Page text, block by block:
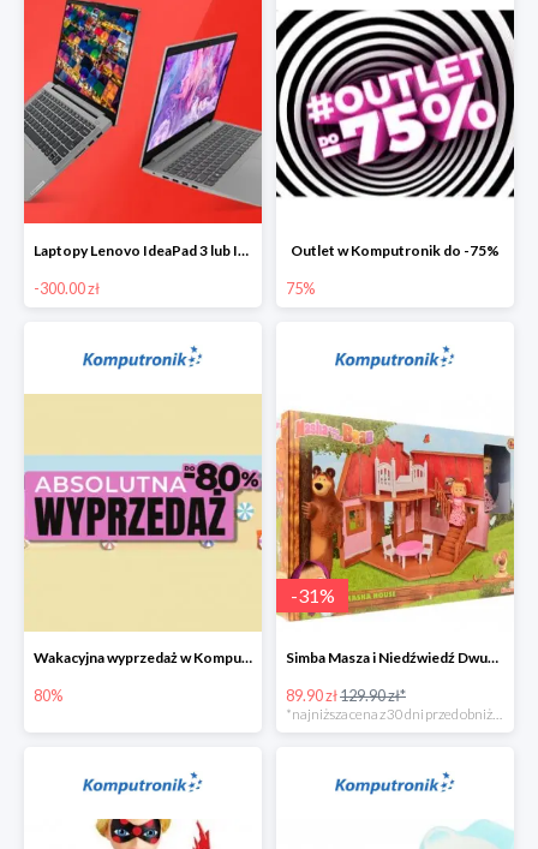
Laptopy Lenovo IdeaPad 3 lub IdeaPad 5 -300 zł
-300.00 zł
Outlet w Komputronik do -75%
75%
Wakacyjna wyprzedaż w Komputronik do -80%
80%
-31%
Simba Masza i Niedźwiedź Dwupoziomowy dom
89.90 zł129.90 zł*